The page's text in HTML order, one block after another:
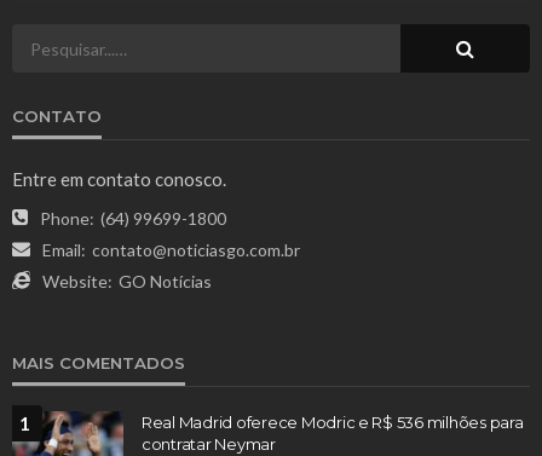
CONTATO
Entre em contato conosco.
Phone: (64) 99699-1800
Email: contato@noticiasgo.com.br
Website: GO Notícias
MAIS COMENTADOS
1
Real Madrid oferece Modric e R$ 536 milhões para
contratar Neymar